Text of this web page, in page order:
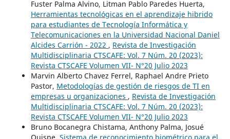
Fuster Palma Alvino, Litman Pablo Paredes Huerta,
Herramientas tecnológicas en el aprendizaje hibrido
para estudiantes de Tecnología Informática y
Telecomunicaciones en la Universidad Nacional Daniel
Alcides Carrión - 2022 , Revista de Investigación
Multidisciplinaria CTSCAFE: Vol. 7 Núm. 20 (2023):
Revista CTSCAFE Volumen VII- N°20 Julio 2023
Marvin Alberto Chavez Ferrel, Raphael Andre Prieto
Pastor, Metodologías de gestión de riesgos de TI en
empresas u organizaciones , Revista de Investigación
Multidisciplinaria CTSCAFE: Vol. 7 Núm. 20 (2023):
Revista CTSCAFE Volumen VII- N°20 Julio 2023
Bruno Bocanegra Chistama, Anthony Palma, Josué